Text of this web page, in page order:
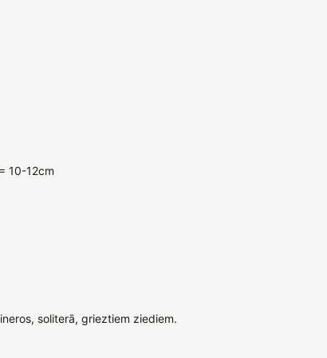
10-12cm
soliterā, grieztiem ziediem.